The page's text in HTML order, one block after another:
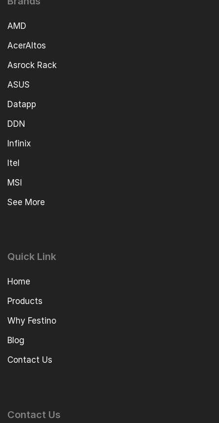
AMD
AcerAltos
Asrock Rack
ASUS
Datapp
DDN
Infinix
Itel
MSI
See More
Quick Link
Home
Products
Why Festino
Blog
Contact Us
Contact Us